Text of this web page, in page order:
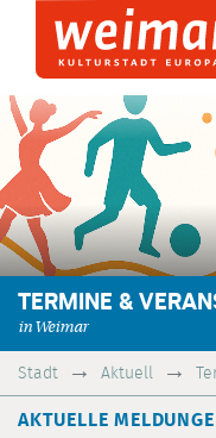
TERMINE &
in Weimar
Stadt Aktuell
AKTUELLE